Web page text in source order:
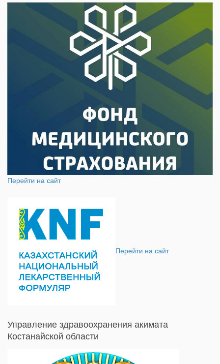
Перейти на сайт
Перейти на сайт
Управление здравоохранения акимата
Костанайской области